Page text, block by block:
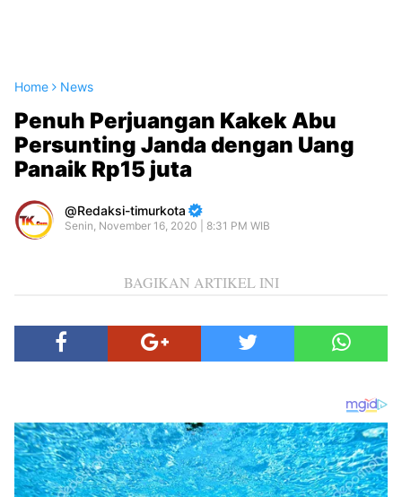
Home News
Penuh Perjuangan Kakek Abu
Persunting Janda dengan Uang
Panaik Rp15 juta
Redaksi-timurkota
Senin, November 16, 2020 | 8:31 PM WIB
BAGIKAN ARTIKEL INI